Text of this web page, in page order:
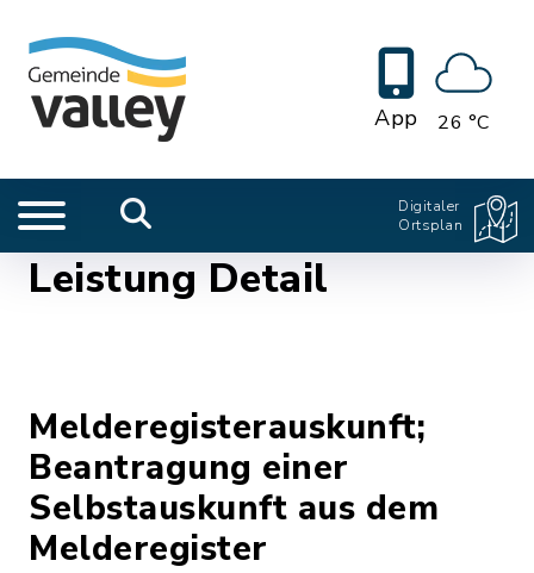
App 26 °C
Digitaler
Ortsplan
Leistung Detail
Melderegisterauskunft;
Beantragung einer
Selbstauskunft aus dem
Melderegister